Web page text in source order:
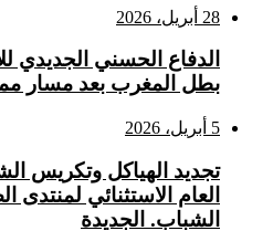
28 أبريل، 2026
الدفاع الحسني الجديدي
بطل المغرب بعد مسار
5 أبريل، 2026
تجديد الهياكل وتكريس
العام الاستثنائي لمنتدى
الشباب. الجديدة